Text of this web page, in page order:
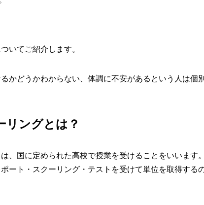
いてご紹介します。
かどうかわからない、体調に不安があるという人は個
リングとは？
、国に定められた高校で授業を受けることをいいます。
ート・スクーリング・テストを受けて単位を取得するの